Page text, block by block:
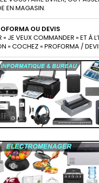
EN MAGASIN.
OU DEVIS
« JE VEUX COMMANDER » ET À
» COCHEZ « PROFORMA /